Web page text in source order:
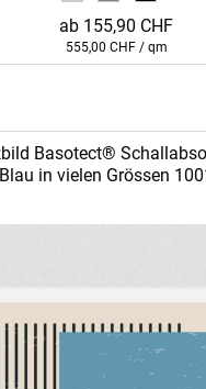
ab 155,90 CHF
555,00 CHF / qm
Basotect®
in vielen Grössen